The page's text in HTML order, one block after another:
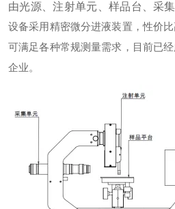
由光源、注射单元、样品台、采
设备采用精密微分进液装置，性价
可满足各种常规测量需求，目前已
企业。